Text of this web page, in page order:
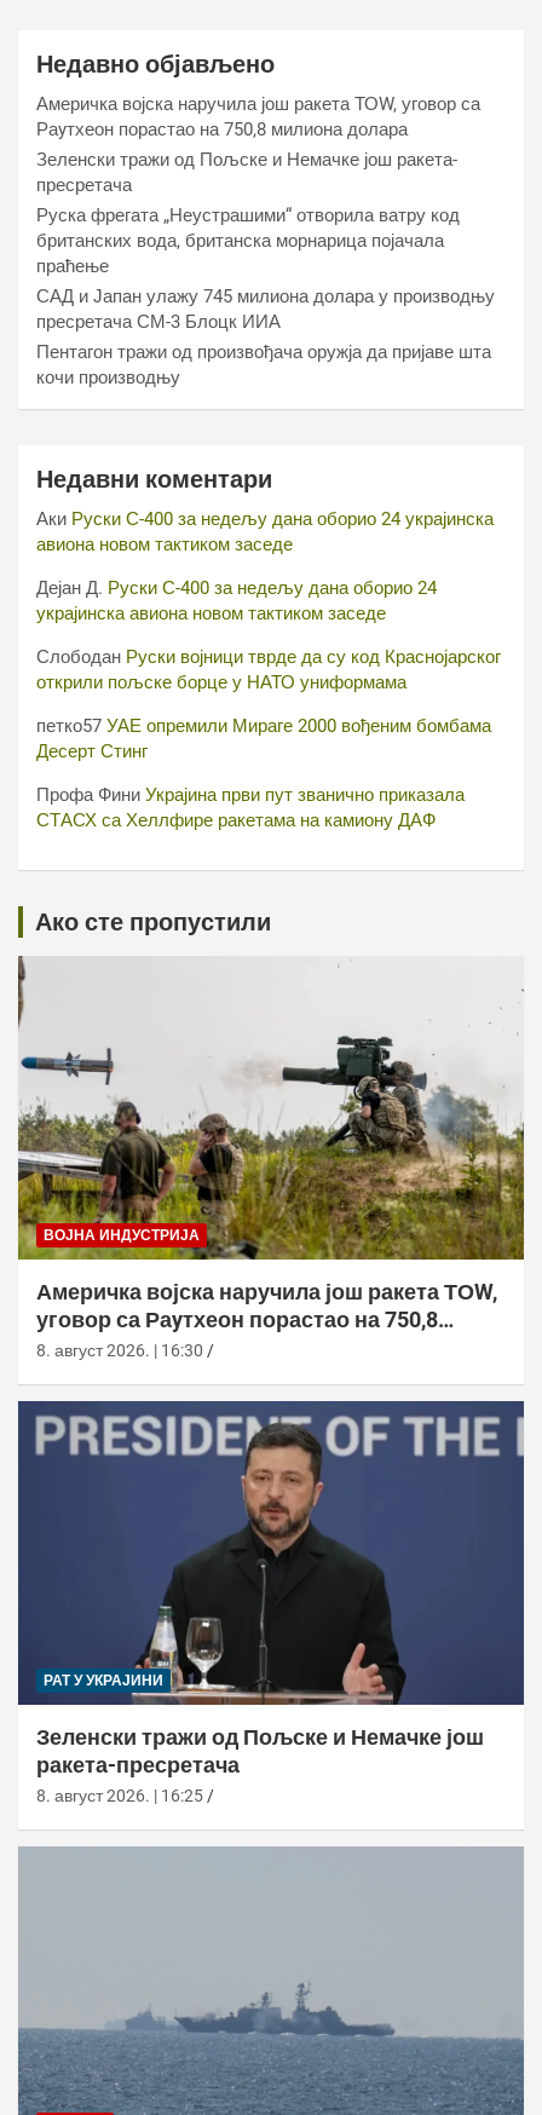
Недавно објављено
Америчка војска наручила још ракета ТОW, уговор са
Раyтхеон порастао на 750,8 милиона долара
Зеленски тражи од Пољске и Немачке још ракета-
пресретача
Руска фрегата „Неустрашими“ отворила ватру код
британских вода, британска морнарица појачала
праћење
САД и Јапан улажу 745 милиона долара у производњу
пресретача СМ-3 Блоцк ИИА
Пентагон тражи од произвођача оружја да пријаве шта
кочи производњу
Недавни коментари
Аки Руски С-400 за недељу дана оборио 24 украјинска
авиона новом тактиком заседе
Дејан Д. Руски С-400 за недељу дана оборио 24
украјинска авиона новом тактиком заседе
Слободан Руски војници тврде да су код Краснојарског
открили пољске борце у НАТО униформама
петко57 УАЕ опремили Мираге 2000 вођеним бомбама
Десерт Стинг
Профа Фини Украјина први пут званично приказала
СТАСХ са Хеллфире ракетама на камиону ДАФ
Ако сте пропустили
ВОЈНА ИНДУСТРИЈА
Америчка војска наручила још ракета ТОW,
уговор са Раyтхеон порастао на 750,8
милиона долара
8. август 2026. | 16:30
РАТ У УКРАЈИНИ
Зеленски тражи од Пољске и Немачке још
ракета-пресретача
8. август 2026. | 16:25